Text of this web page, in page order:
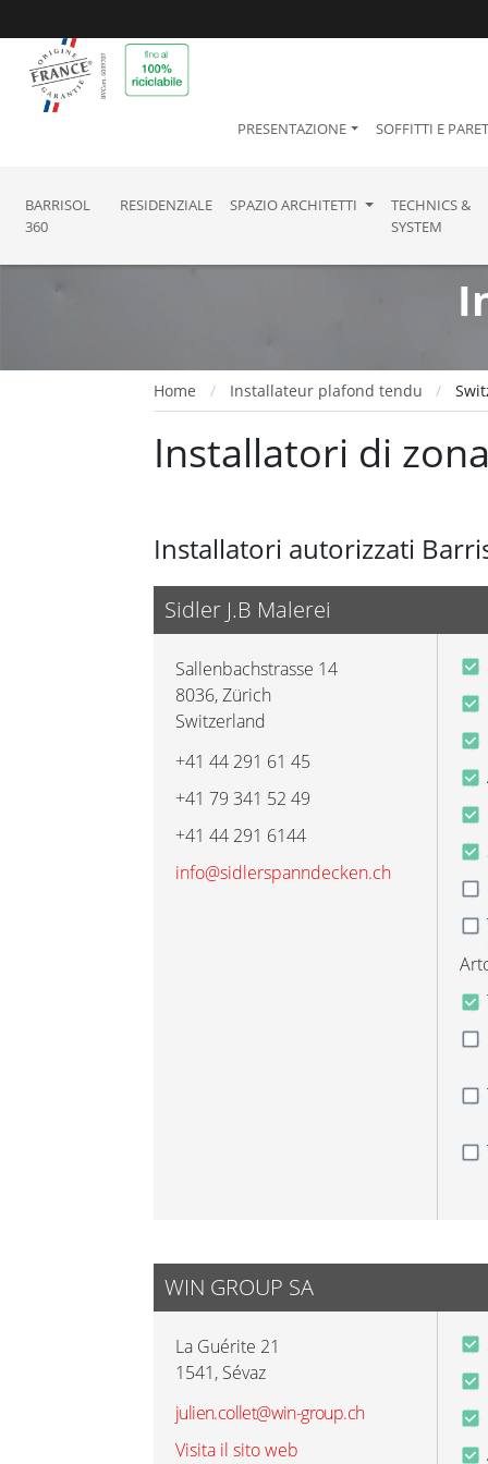
PRESENTAZIONE SOFFITTI E
BARRISOL
360
RESIDENZIALE SPAZIO ARCHITETTI
TECHNICS &
SYSTEM
Home Installateur plafond tendu
Installatori di
Installatori autorizzati
Sidler J.B Malerei
Sallenbachstrasse 14
8036,Zürich
Switzerland
+41 44 291 61 45
+41 79 341 52 49
+41 44 291 6144
info@sidlerspanndecken.ch
WIN GROUP SA
La Guérite 21
1541, Sévaz
julien.collet@win-group.ch
Visita il sito web